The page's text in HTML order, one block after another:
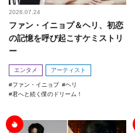
2026.07.24
ファン・イニョプ＆ヘリ、初恋
の記憶を呼び起こすケミストリ
ー
エンタメ アーティスト
ファン・イニョプ
ヘリ
君へと続く僕のドリーム！